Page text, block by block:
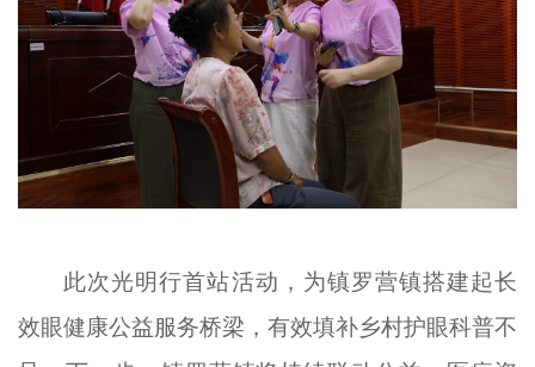
此次光明行首站活动，为镇罗营镇搭建起长
效眼健康公益服务桥梁，有效填补乡村护眼科普不